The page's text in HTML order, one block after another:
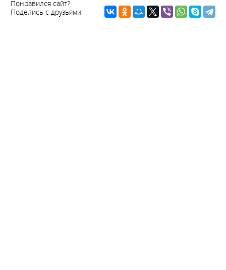
Понравился сайт?
Поделись с друзьями!